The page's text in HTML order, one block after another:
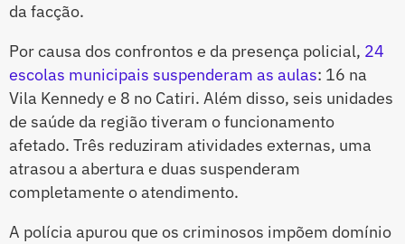
da facção.
Por causa dos confrontos e da presença policial, 24
escolas municipais suspenderam as aulas: 16 na
Vila Kennedy e 8 no Catiri. Além disso, seis unidades
de saúde da região tiveram o funcionamento
afetado. Três reduziram atividades externas, uma
atrasou a abertura e duas suspenderam
completamente o atendimento.
A polícia apurou que os criminosos impõem domínio